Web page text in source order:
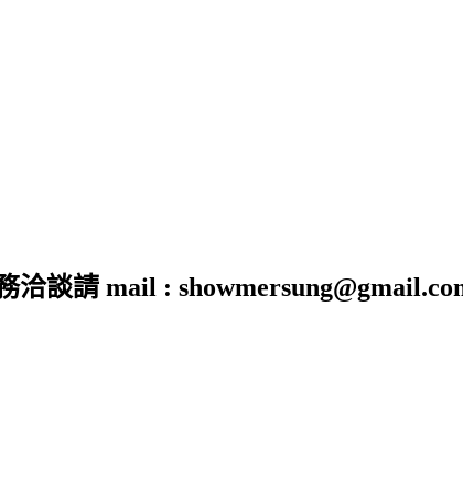
談請 mail :